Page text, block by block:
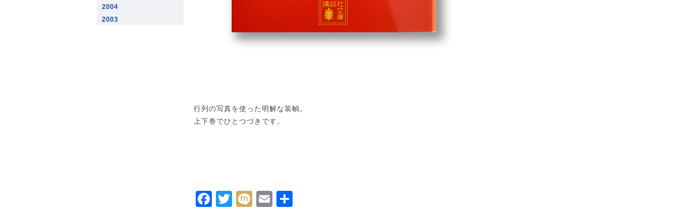
2004
2003
行列の写真を使った明解な装幀。
上下巻でひとつづきです。
Facebook
Twitter
MixiEmail